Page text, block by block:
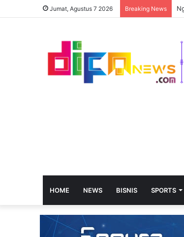
Jumat, Agustus 7 2026 Breaking News
HOME NEWS BISNIS SPORTS